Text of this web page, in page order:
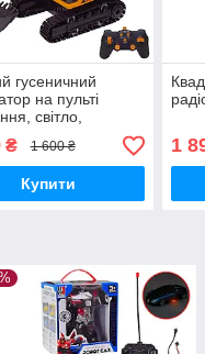
гусеничний
на пульті
світло,
usb кабель
₴ 1 600 ₴
Купити
1